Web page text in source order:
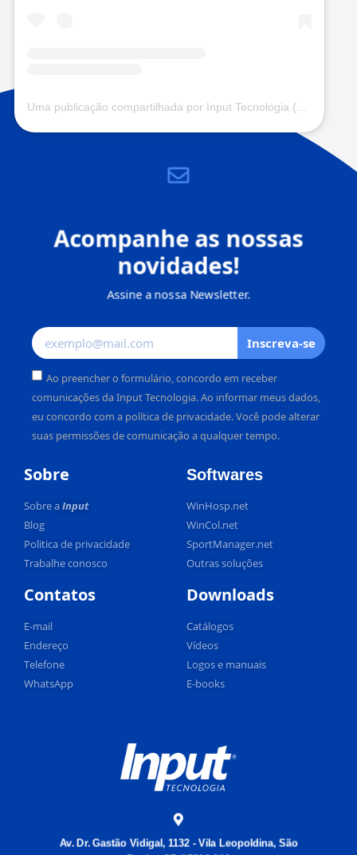
Uma publicação compartilhada por Input Tecnologia (@input.com.vc)
Acompanhe as nossas
novidades!
Assine a nossa Newsletter.
Ao preencher o formulário, concordo em receber
comunicações da Input Tecnologia. Ao informar meus dados,
eu concordo com a política de privacidade. Você pode alterar
suas permissões de comunicação a qualquer tempo.
Inscreva-se
Sobre
Sobre aInput
Blog
Politica de privacidade
Trabalhe conosco
Softwares
WinHosp.net
WinCol.net
SportManager.net
Outras soluções
Contatos
E-mail
Endereço
Telefone
WhatsApp
Downloads
Catálogos
Vídeos
Logos e manuais
E-books
Av. Dr. Gastão Vidigal, 1132 - Vila Leopoldina, São